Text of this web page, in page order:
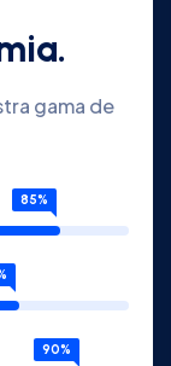
gama de
85%
90%